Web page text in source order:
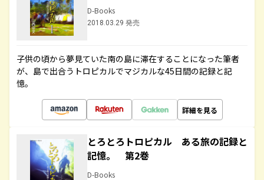
D-Books
2018.03.29 発売
子供の頃から夢見ていた南の島に滞在することになった筆者
が、島で出合うトロピカルでマジカルな45日間の記録と記
憶。
詳細を見る
とろとろトロピカル ある旅の記録と
記憶。 第2巻
D-Books